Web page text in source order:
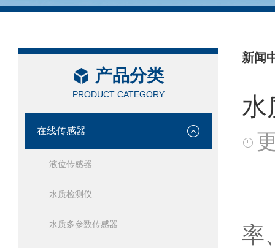
产品分类
PRODUCT CATEGORY
在线传感器
液位传感器
水质检测仪
水质多参数传感器
新闻
/
水
率